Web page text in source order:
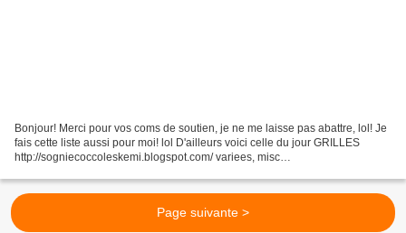
Bonjour! Merci pour vos coms de soutien, je ne me laisse pas abattre, lol! Je
fais cette liste aussi pour moi! lol D'ailleurs voici celle du jour GRILLES
http://sogniecoccoleskemi.blogspot.com/ variees, misc
Page suivante >